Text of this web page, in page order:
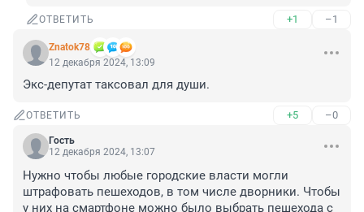
ОТВЕТИТЬ +1 –1
Znatok78
12 декабря 2024, 13:09
Экс-депутат таксовал для души.
ОТВЕТИТЬ +5 –0
Гость
12 декабря 2024, 13:07
Нужно чтобы любые городские власти могли
штрафовать пешеходов, в том числе дворники. Чтобы
у них на смартфоне можно было выбрать пешехода с